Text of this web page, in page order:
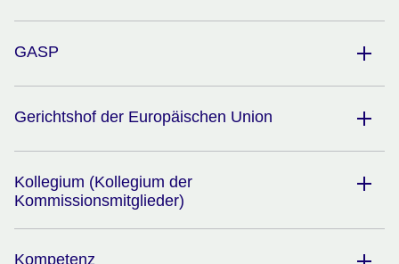
GASP
Gerichtshof der Europäischen Union
Kollegium (Kollegium der
Kommissionsmitglieder)
Kompetenz​